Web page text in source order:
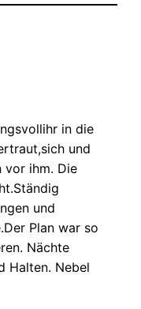
in die
und
vor ihm. Die
und
Plan war so
Nächte
Halten. Nebel